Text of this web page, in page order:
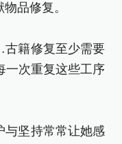
品修复。
籍修复至少需要
一次重复这些工序
与坚持常常让她感